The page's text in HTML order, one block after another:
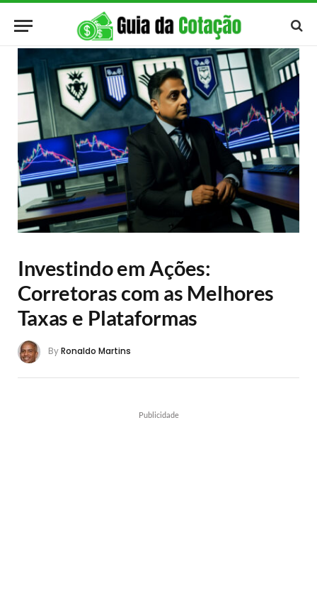
Investindo em Ações:
Corretoras com as Melhores
Taxas e Plataformas
ByRonaldo Martins
Publicidade